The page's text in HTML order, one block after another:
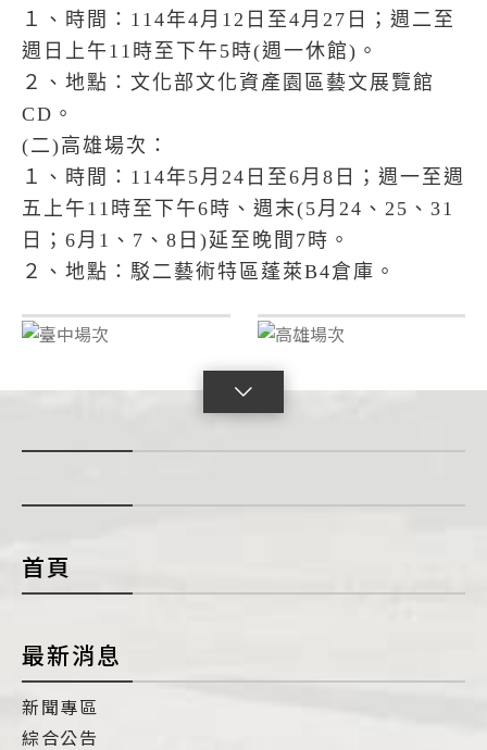
１、時間：114年4月12日至4月27日；週二至
週日上午11時至下午5時(週一休館)。
２、地點：文化部文化資產園區藝文展覽館
CD。
(二)高雄場次：
１、時間：114年5月24日至6月8日；週一至週
五上午11時至下午6時、週末(5月24、25、31
日；6月1、7、8日)延至晚間7時。
２、地點：駁二藝術特區蓬萊B4倉庫。
首頁
最新消息
新聞專區
綜合公告